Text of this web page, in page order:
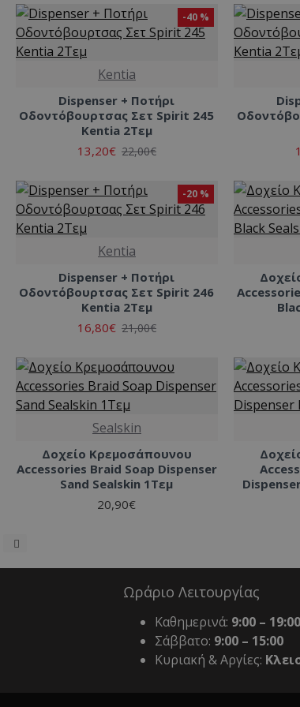
-40 %
Kentia
Dispenser + Ποτήρι
Οδοντόβουρτσας Σετ Spirit 245
Kentia 2Τεμ
13,20€ 22,00€
-20 %
Kentia
Dispenser + Ποτήρι
Οδοντόβουρτσας Σετ Spirit 246
Kentia 2Τεμ
16,80€ 21,00€
Sealskin
Δοχείο Κρεμοσάπουνου
Accessories Braid Soap Dispenser
Sand Sealskin 1Τεμ
20,90€
Ωράριο Λειτουργίας
Καθημερινά: 9:00 – 19:00
Σάββατο: 9:00 – 15:00
Κυριακή & Αργίες: